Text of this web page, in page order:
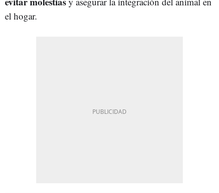
el hogar.